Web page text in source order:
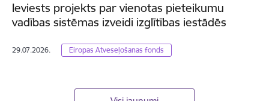
Ieviests projekts par vienotas pieteikumu
vadības sistēmas izveidi izglītības iestādēs
29.07.2026. Eiropas Atveseļošanas fonds